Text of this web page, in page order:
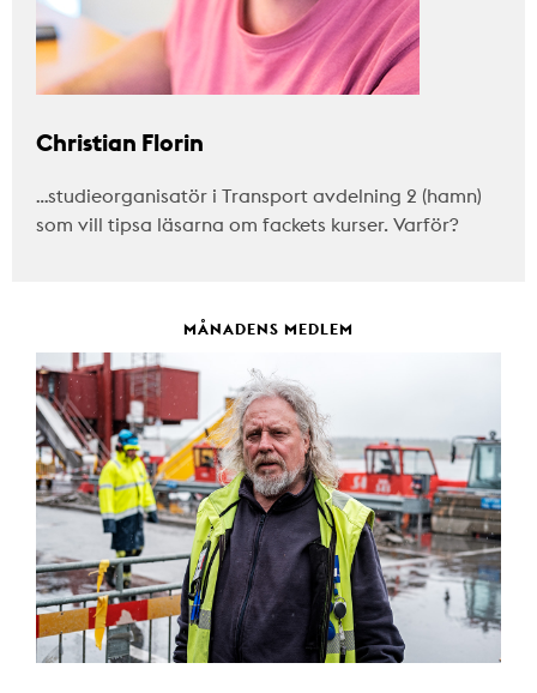
Christian Florin
…studieorganisatör i Transport avdelning 2 (hamn)
som vill tipsa läsarna om fackets kurser. Varför?
MÅNADENS MEDLEM